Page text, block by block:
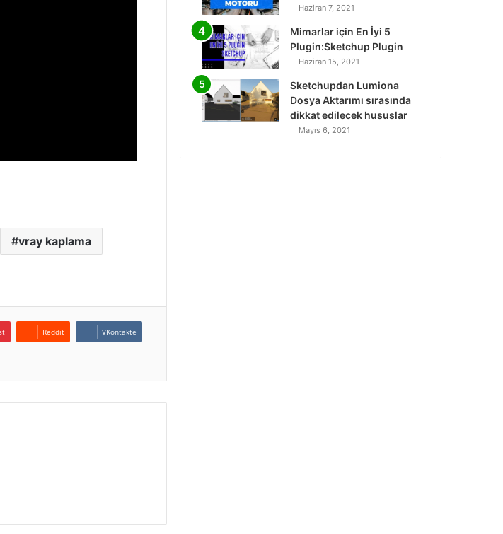
vray kaplama
Reddit VKontakte
Haziran 7, 2021
Mimarlar için En İyi 5
Plugin:Sketchup Plugin
Haziran 15, 2021
Sketchupdan Lumiona
Dosya Aktarımı sırasında
dikkat edilecek hususlar
Mayıs 6, 2021